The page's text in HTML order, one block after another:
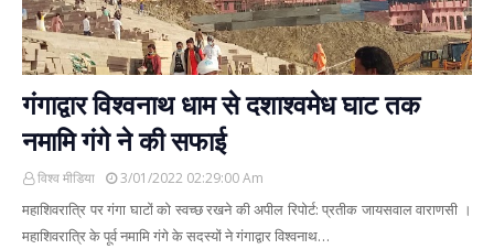
गंगाद्वार विश्वनाथ धाम से दशाश्वमेध घाट तक
नमामि गंगे ने की सफाई
विश्व मीडिया 3/01/2022 02:29:00 Am
महाशिवरात्रि पर गंगा घाटों को स्वच्छ रखने की अपील रिपोर्ट: प्रतीक जायसवाल वाराणसी ।
महाशिवरात्रि के पूर्व नमामि गंगे के सदस्यों ने गंगाद्वार विश्वनाथ…